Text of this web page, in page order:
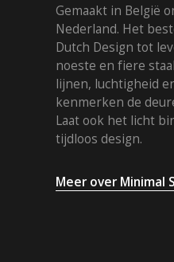
Gemaakt in België
Nederland. Het
Dutch Design tot
noeste en fiere
lijnen, luchtigheid
kenmerken de
Laat ook het licht
tijdloos design.
Meer over Minimal